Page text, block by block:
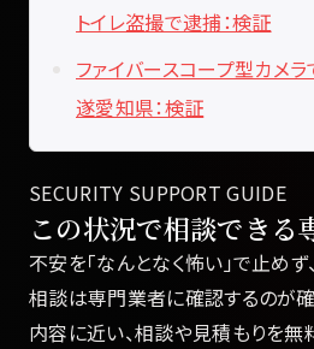
トイレ盗撮で逮捕：検証
ファイバースコープ型カメ
遂愛知県：検証
SECURITY SUPPORT GUIDE
この状況で相談できる
不安を「なんとなく怖い」で止めず
相談は専門業者に確認するのが
内容に近い、相談や見積もりを